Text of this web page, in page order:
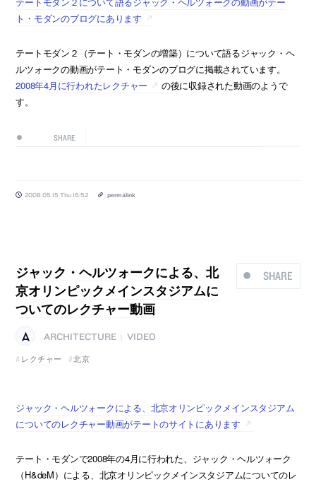
ト・モダンのブログにあります
テートモダン２（テート・モダンの増築）について語るジャック・ヘ
ルツォークの動画がテート・モダンのブログに掲載されています。
2008年4月に行われたレクチャー
の後に収録された動画のようで
す。
SHARE
2008.05.15 Thu 16:52 permalink
SHARE
ジャック・ヘルツォークによる、北
京オリンピックメインスタジアムに
ついてのレクチャー動画
ARCHITECTURE
VIDEO
レクチャー
北京
ジャック・ヘルツォークによる、北京オリンピックメインスタジアム
についてのレクチャー動画がテートのサイトにあります
テート・モダンで2008年の4月に行われた、ジャック・ヘルツォーク
（H&deM）による、北京オリンピックメインスタジアムについてのレ